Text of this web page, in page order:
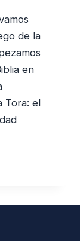
de la
en
Tora: el